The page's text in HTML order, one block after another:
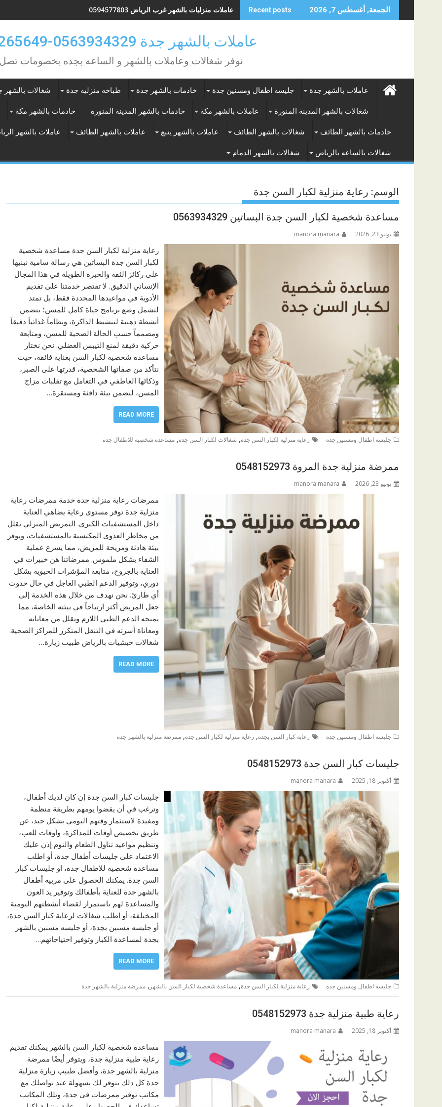
to
الجمعة, أغسطس 7, 2026 Recent posts عاملات منزليات بالشهر غرب الرياض 0594577803
عاملات بالشهر جدة 0563934329-0577265649
نوفر شغالات وعاملات بالشهر و الساعه بجده بخصومات تصل
عاملات بالشهر جدة جليسه اطفال ومسنين جدة خادمات بالشهر جدة طباخه منزليه جدة شغالات بالشهر
شغالات بالشهر المدينة المنورة عاملات بالشهر مكة خادمات بالشهر المدينة المنورة خادمات بالشهر مكة
خادمات بالشهر الطائف شغالات بالشهر الطائف عاملات بالشهر ينبع عاملات بالشهر الطائف عاملات بالشهر
شغالات بالساعه بالرياض شغالات بالشهر الدمام
الوسم: رعاية منزلية لكبار السن جدة
مساعدة شخصية لكبار السن جدة البساتين 0563934329
يونيو 23, 2026 manora manara
رعاية منزلية لكبار السن جدة مساعدة شخصية
لكبار السن جدة البساتين هي رسالة سامية نبنيها
على ركائز الثقة والخبرة الطويلة في هذا المجال
الإنساني الدقيق. لا تقتصر خدمتنا على تقديم
الأدوية في مواعيدها المحددة فقط، بل تمتد
لتشمل وضع برنامج حياة كامل للمسن؛ يتضمن
أنشطة ذهنية لتنشيط الذاكرة، ونظاماً غذائياً دقيقاً
ومصمماً حسب الحالة الصحية للمسن، ومتابعة
حركية دقيقة لمنع التيبس العضلي. نحن نختار
مساعدة شخصية لكبار السن بعناية فائقة، حيث
نتأكد من صفاتها الشخصية، قدرتها على الصبر،
وذكائها العاطفي في التعامل مع تقلبات مزاج
المسن، لنضمن بيئة دافئة ومستقرة…
READ MORE
جليسه اطفال ومسنين جدة رعاية منزلية لكبار السن جدة, شغالات لكبار السن جدة, مساعدة شخصية للاطفال جدة
ممرضة منزلية جدة المروة 0548152973
يونيو 23, 2026 manora manara
ممرضات رعاية منزلية جدة خدمة ممرضات رعاية
منزلية جدة توفر مستوى رعاية يضاهي العناية
داخل المستشفيات الكبرى. التمريض المنزلي يقلل
من مخاطر العدوى المكتسبة بالمستشفيات، ويوفر
بيئة هادئة ومريحة للمريض، مما يسرع عملية
الشفاء بشكل ملموس. ممرضاتنا هن خبيرات في
العناية بالجروح، متابعة المؤشرات الحيوية بشكل
دوري، وتوفير الدعم الطبي العاجل في حال حدوث
أي طارئ. نحن نهدف من خلال هذه الخدمة إلى
جعل المريض أكثر ارتياحاً في بيئته الخاصة، مما
يمنحه الدعم الطبي اللازم ويقلل من معاناته
ومعاناة أسرته في التنقل المتكرر للمراكز الصحية.
شغالات حبشيات بالرياض طبيب زيارة…
READ MORE
جليسه اطفال ومسنين جدة رعاية كبار السن بجدة, رعاية منزلية لكبار السن جدة, ممرضة منزلية بالشهر جدة
جليسات كبار السن جدة 0548152973
أكتوبر 18, 2025 manora manara
جليسات كبار السن جدة إن كان لديك أطفال،
وترغب في أن يقضوا يومهم بطريقة منظمة
ومفيدة لاستثمار وقتهم اليومي بشكل جيد، عن
طريق تخصيص أوقات للمذاكرة، وأوقات للعب،
وتنظيم مواعيد تناول الطعام والنوم إذن عليك
الاعتماد على جليسات أطفال جدة، أو اطلب
مساعدة شخصية للاطفال جدة، او جليسات كبار
السن جدة. يمكنك الحصول على مربيه أطفال
بالشهر جدة للعناية بأطفالك وتوفير يد العون
والمساعدة لهم باستمرار لقضاء أنشطتهم اليومية
المختلفة، أو اطلب شغالات لرعاية كبار السن جدة،
أو جليسه مسنين بجدة، أو جليسه مسنين بالشهر
بجدة لمساعدة الكبار وتوفير احتياجاتهم…
READ MORE
جليسه اطفال ومسنين جده رعاية منزلية لكبار السن جدة, مساعدة شخصية لكبار السن بالشهر , ممرضة منزلية بالشهر جدة
رعاية طبية منزلية جدة 0548152973
أكتوبر 18, 2025 manora manara
مساعدة شخصية لكبار السن بالشهر يمكنك تقديم
رعاية طبية منزلية جدة، ويتوفر أيضًا ممرضة
منزلية بالشهر جدة، وأفضل طبيب زيارة منزلية
جدة كل ذلك يتوفر لك بسهولة عند تواصلك مع
مكاتب توفير ممرضات فى جدة، وتلك المكاتب